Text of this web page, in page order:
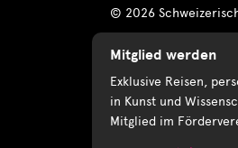
© 2026
Mitglied werden
Exklusive Reisen,
in Kunst und
Mitglied im